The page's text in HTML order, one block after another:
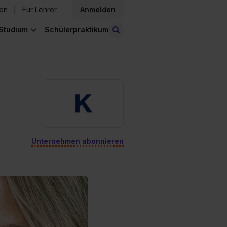
Für Lehrer Anmelden
Schülerpraktikum
Unternehmen abonnieren